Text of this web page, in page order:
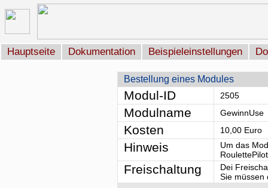
Hauptseite Dokumentation Beispieleinstellungen
Bestellung eines Modules
Modul-ID 2505
Modulname GewinnUse
Kosten 10,00 Euro
Hinweis
Um das
Freischaltung
Dei
Sie müssen